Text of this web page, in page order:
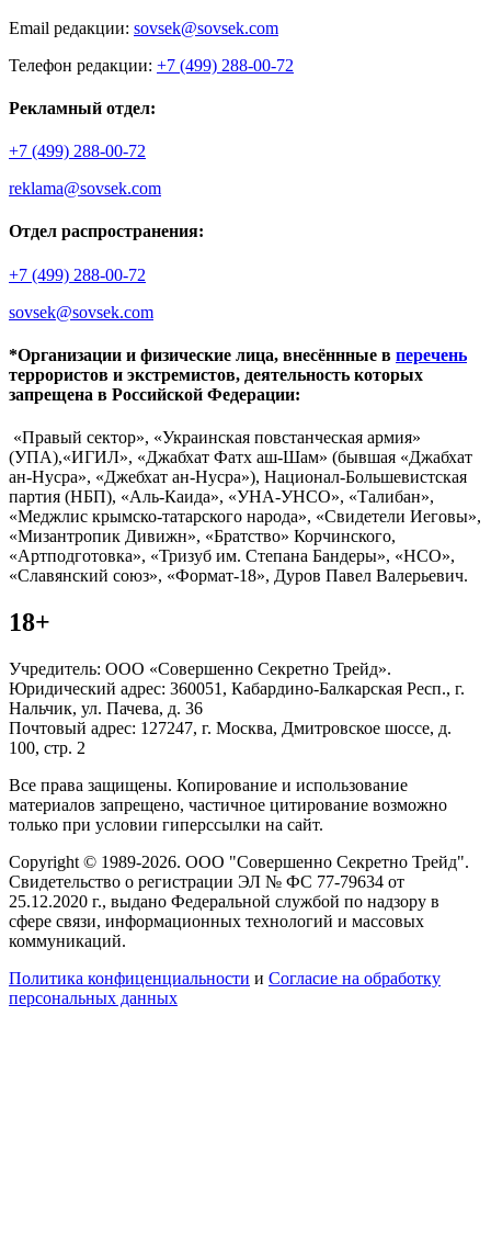
Email редакции: sovsek@sovsek.com
Телефон редакции: +7 (499) 288-00-72
Рекламный отдел:
+7 (499) 288-00-72
reklama@sovsek.com
Отдел распространения:
+7 (499) 288-00-72
sovsek@sovsek.com
*Организации и физические лица, внесённные в перечень
террористов и экстремистов, деятельность которых
запрещена в Российской Федерации:
«Правый сектор», «Украинская повстанческая армия»
(УПА),«ИГИЛ», «Джабхат Фатх аш-Шам» (бывшая «Джабхат
ан-Нусра», «Джебхат ан-Нусра»), Национал-Большевистская
партия (НБП), «Аль-Каида», «УНА-УНСО», «Талибан»,
«Меджлис крымско-татарского народа», «Свидетели Иеговы»,
«Мизантропик Дивижн», «Братство» Корчинского,
«Артподготовка», «Тризуб им. Степана Бандеры», «НСО»,
«Славянский союз», «Формат-18», Дуров Павел Валерьевич.
18+
Учредитель: ООО «Совершенно Секретно Трейд».
Юридический адрес: 360051, Кабардино-Балкарская Респ., г.
Нальчик, ул. Пачева, д. 36
Почтовый адрес: 127247, г. Москва, Дмитровское шоссе, д.
100, стр. 2
Все права защищены. Копирование и использование
материалов запрещено, частичное цитирование возможно
только при условии гиперссылки на сайт.
Copyright © 1989-2026. ООО "Совершенно Секретно Трейд".
Свидетельство о регистрации ЭЛ № ФС 77-79634 от
25.12.2020 г., выдано Федеральной службой по надзору в
сфере связи, информационных технологий и массовых
коммуникаций.
Политика конфиценциальности и Согласие на обработку
персональных данных